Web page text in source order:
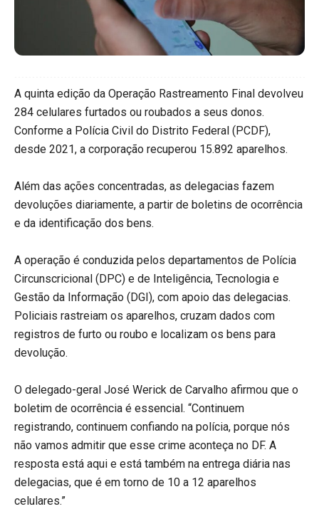
A quinta edição da Operação Rastreamento Final devolveu
284 celulares furtados ou roubados a seus donos.
Conforme a Polícia Civil do Distrito Federal (PCDF),
desde 2021, a corporação recuperou 15.892 aparelhos.
Além das ações concentradas, as delegacias fazem
devoluções diariamente, a partir de boletins de ocorrência
e da identificação dos bens.
A operação é conduzida pelos departamentos de Polícia
Circunscricional (DPC) e de Inteligência, Tecnologia e
Gestão da Informação (DGI), com apoio das delegacias.
Policiais rastreiam os aparelhos, cruzam dados com
registros de furto ou roubo e localizam os bens para
devolução.
O delegado-geral José Werick de Carvalho afirmou que o
boletim de ocorrência é essencial. “Continuem
registrando, continuem confiando na polícia, porque nós
não vamos admitir que esse crime aconteça no DF. A
resposta está aqui e está também na entrega diária nas
delegacias, que é em torno de 10 a 12 aparelhos
celulares.”